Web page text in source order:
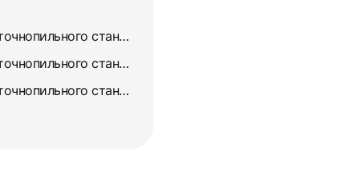
Ремонт и восстановление ленточнопильного станка 8725
Ремонт и восстановление ленточнопильного станка 872А
Ремонт и восстановление ленточнопильного станка 872М